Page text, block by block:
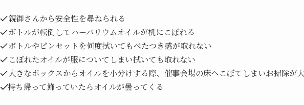
親御さんから安全性を尋ねられる
ボトルが転倒してハーバリウムオイルが机にこぼれる
ボトルやピンセットを何度拭いてもべたつき感が取れない
こぼれたオイルが服についてしまい拭いても取れない
大きなボックスからオイルを小分けする際、催事会場の床へこぼてしまいお掃除が
持ち帰って飾っていたらオイルが曇ってくる